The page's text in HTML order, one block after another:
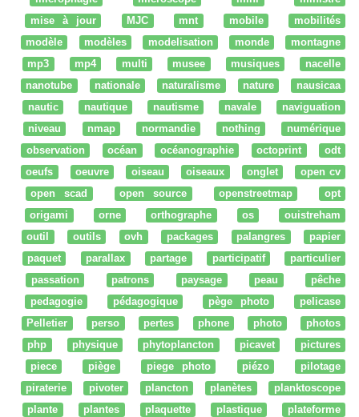
mise à jour
MJC mnt mobile
mobilités
modèle
modèles modelisation monde
montagne
mp3
mp4 multi musee musiques
nacelle
nanotube
nationale naturalisme nature
nausicaa
nautic
nautique nautisme navale
naviguation
niveau
nmap normandie nothing
numérique
observation
océan océanographie octoprint
odt
oeufs
oeuvre oiseau oiseaux onglet
open cv
open scad
open source openstreetmap
opt
origami
orne orthographe os
ouistreham
outil
outils ovh packages palangres
papier
paquet
parallax partage participatif
particulier
passation
patrons paysage peau
pêche
pedagogie
pédagogique pège photo
pelicase
Pelletier
perso pertes phone photo
photos
php
physique phytoplancton picavet
pictures
piece
piège piege photo piézo
pilotage
piraterie
pivoter plancton planètes
planktoscope
plante
plantes plaquette plastique
plateforme